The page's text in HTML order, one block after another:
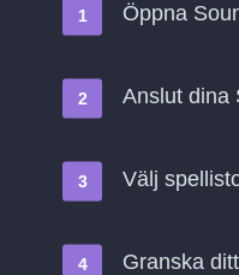
Öppna
Anslut dina
Välj
Granska